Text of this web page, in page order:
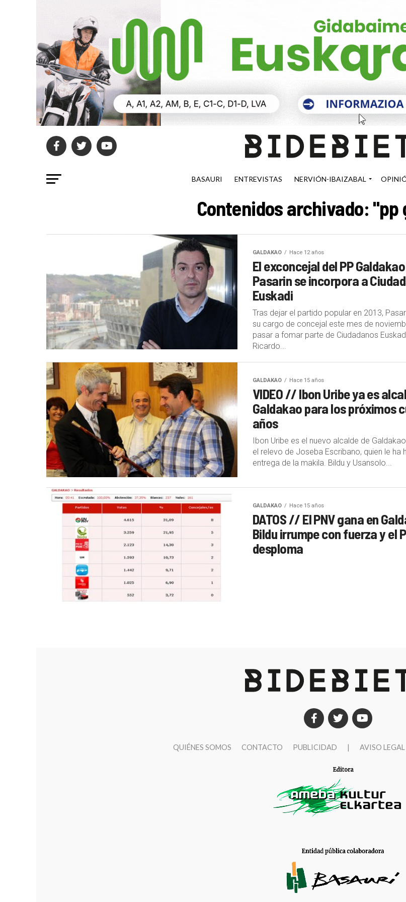
BASAURI ENTREVISTAS NERVIÓN-IBAIZABAL
Contenidos archivado: "pp
GALDAKAO Hace 12 años
El exconcejal del PP
Pasarin se incorpora a
Euskadi
Tras dejar el partido popular en 2013,
su cargo de concejal este mes de
pasar a fomar parte de Ciudadanos
Ricardo...
GALDAKAO Hace 15 años
VIDEO // Ibon Uribe ya es
Galdakao para los próximos
años
Ibon Uribe es el nuevo alcalde de
el relevo de Joseba Escribano, quien le ha
entrega de la makila. Bildu y Usansolo...
GALDAKAO Hace 15 años
DATOS // El PNV gana en
Bildu irrumpe con fuerza y el
desploma
QUIÉNES SOMOS CONTACTO PUBLICIDAD | AVISO LEGAL